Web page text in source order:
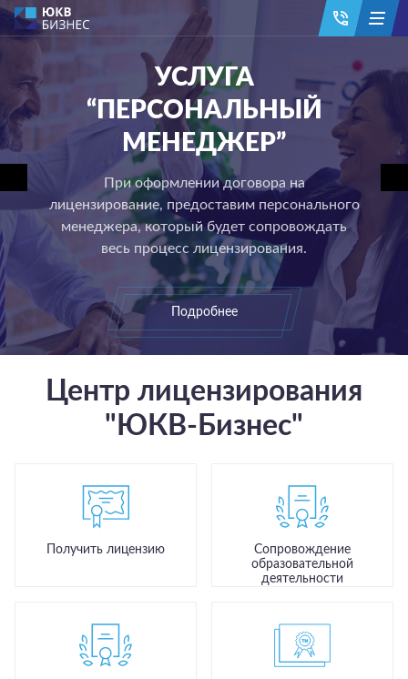
УСЛУГА
“ПЕРСОНАЛЬНЫЙ
МЕНЕДЖЕР”
При оформлении договора на
лицензирование, предоставим персонального
менеджера, который будет сопровождать
весь процесс лицензирования.
Подробнее
Центр лицензирования
"ЮКВ-Бизнес"
Получить лицензию
Сопровождение
образовательной
деятельности